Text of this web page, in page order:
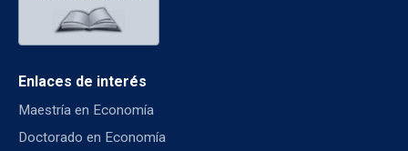
Enlaces de interés
Maestría en Economía
Doctorado en Economía